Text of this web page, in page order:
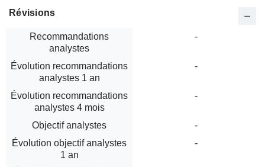
Révisions
Recommandations
analystes
-
Évolution recommandations
analystes 1 an
-
Évolution recommandations
analystes 4 mois
-
Objectif analystes
-
Évolution objectif analystes
1 an
-